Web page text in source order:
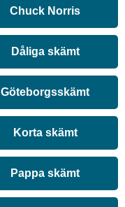
Chuck Norris
Dåliga skämt
Göteborgsskämt
Korta skämt
Pappa skämt